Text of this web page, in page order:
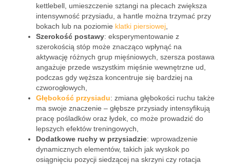
kettlebell, umieszczenie sztangi na plecach zwiększa
intensywność przysiadu, a hantle można trzymać przy
bokach lub na poziomie klatki piersiowej
Szerokość postawy: eksperymentowanie z
szerokością stóp może znacząco wpłynąć na
aktywację różnych grup mięśniowych, szersza postawa
angażuje przede wszystkim mięśnie wewnętrzne ud,
podczas gdy węższa koncentruje się bardziej na
czworogłowych,
Głębokość przysiadu: zmiana głębokości ruchu także
ma swoje znaczenie – głębsze przysiady intensyfikują
pracę pośladków oraz łydek, co może prowadzić do
lepszych efektów treningowych,
Dodatkowe ruchy w przysiadzie: wprowadzenie
dynamicznych elementów, takich jak wyskok po
osiągnięciu pozycji siedzącej na skrzyni czy rotacja